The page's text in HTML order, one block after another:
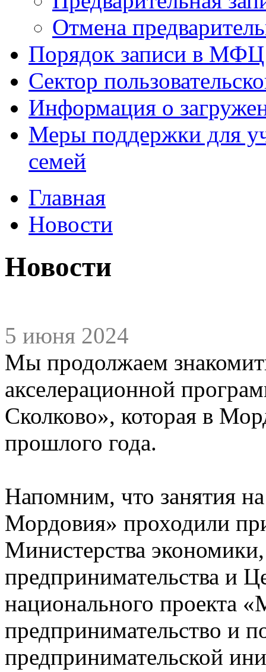
Отмена
Порядок записи в МФЦ
Сектор
Информация о
Меры поддержки для
семей
Главная
Новости
Новости
5 июня 2024
Мы продолжаем
акселерационной
Сколково», которая в
прошлого года.
Напомним, что занятия
Мордовия» проходили
Министерства
предпринимательства и
национального проекта
предпринимательство и
предпринимательской